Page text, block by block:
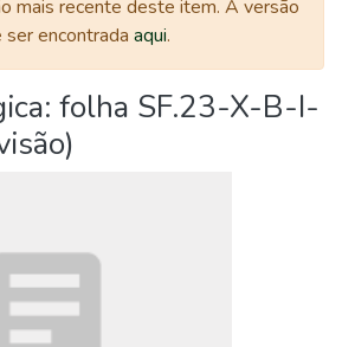
mais recente deste item. A versão
encontrada aqui.
folha SF.23-X-B-I-